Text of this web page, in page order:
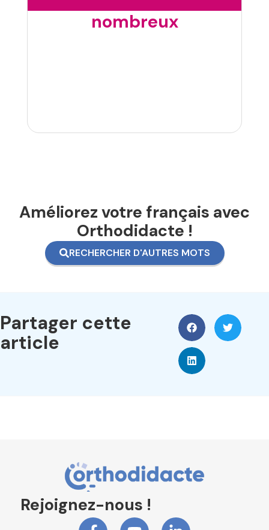
nombreux
Améliorez votre français avec
Orthodidacte !
RECHERCHER D'AUTRES MOTS
Partager cette
article
Rejoignez-nous !